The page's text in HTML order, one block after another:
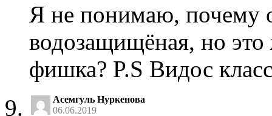
Я не понимаю, почему
водозащищёная, но
фишка? P.S Видос
Асемгуль Нуркенова
06.06.2019